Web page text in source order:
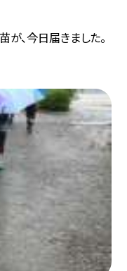
、今日届きました。